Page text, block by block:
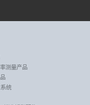
测量产品
统